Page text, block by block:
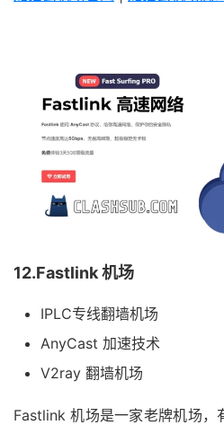
12.Fastlink 机场
IPLC专线翻墙机场
AnyCast 加速技术
V2ray 翻墙机场
Fastlink 机场是一家老牌机场，